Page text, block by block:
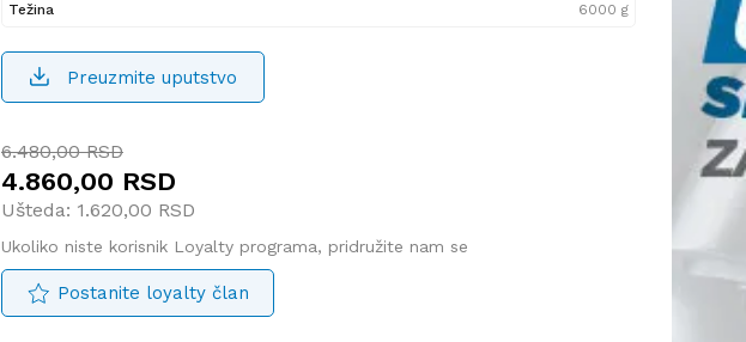
Težina
6000 g
Preuzmite uputstvo
6.480,00 RSD
4.860,00 RSD
Ušteda: 1.620,00 RSD
Ukoliko niste korisnik Loyalty programa, pridružite nam se
Postanite loyalty član